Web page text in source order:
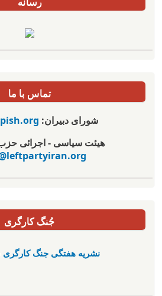
تماس با ما
شورای دبیران:
هیئت سیاسی - اجرائی حزب
2@leftpartyiran.org
جُنگ کارگری
نشریە هفتگی جنگ کارگری